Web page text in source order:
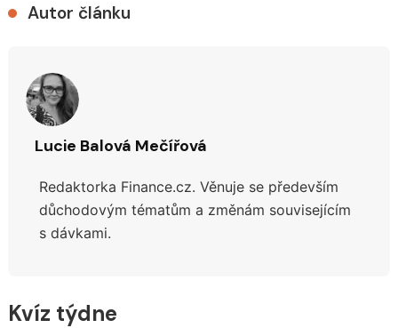
Autor článku
Lucie Balová Mečířová
Redaktorka Finance.cz. Věnuje se především
důchodovým tématům a změnám souvisejícím
s dávkami.
Kvíz týdne